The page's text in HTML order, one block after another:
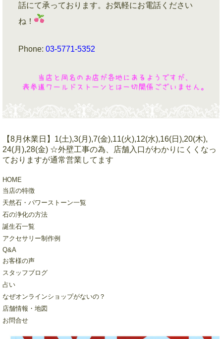
話にて承っております。お気軽にお電話ください
ね！
Phone: 03-5771-5352
【8月休業日】1(土),3(月),7(金),11(火),12(水),16(日),20(木),
24(月),28(金) ☆外壁工事の為、店舗入口がわかりにくくなっ
ておりますが通常営業してます
HOME
当店の特徴
天然石・パワーストーン一覧
石の浄化の方法
誕生石一覧
アクセサリー制作例
Q&A
お客様の声
スタッフブログ
占い
なぜオンラインショップがないの？
店舗情報・地図
お問合せ